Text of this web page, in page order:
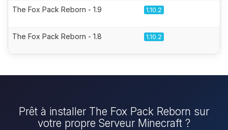
The Fox Pack Reborn - 1.9 1.10.2
The Fox Pack Reborn - 1.8 1.10.2
Prêt à installer The Fox Pack Reborn sur
votre propre Serveur Minecraft ?